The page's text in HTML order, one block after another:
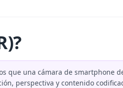
que una cámara de smartphone
perspectiva y contenido